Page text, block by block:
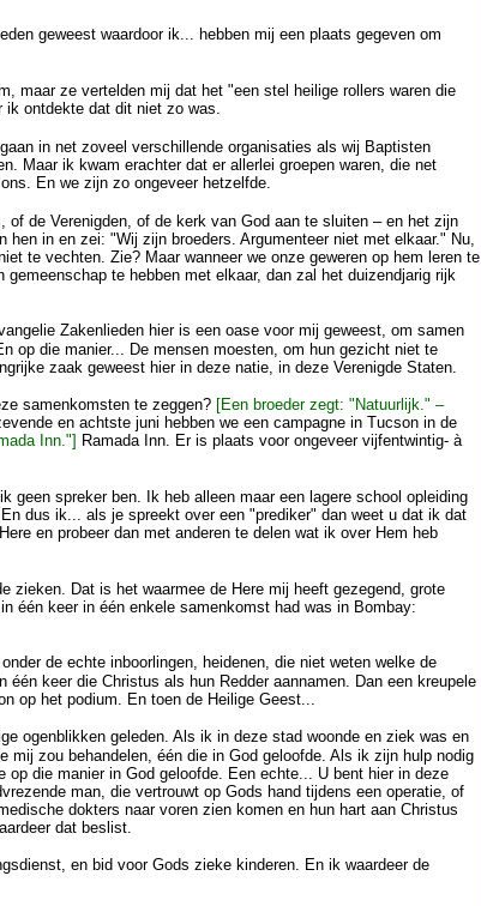
geweest waardoor ik... hebben mij een plaats gegeven om
maar ze vertelden mij dat het "een stel heilige rollers waren die
ik ontdekte dat dit niet zo was.
in net zoveel verschillende organisaties als wij Baptisten
Maar ik kwam erachter dat er allerlei groepen waren, die net
En we zijn zo ongeveer hetzelfde.
de Verenigden, of de kerk van God aan te sluiten – en het zijn
in en zei: "Wij zijn broeders. Argumenteer niet met elkaar." Nu,
te vechten. Zie? Maar wanneer we onze geweren op hem leren te
te hebben met elkaar, dan zal het duizendjarig rijk
Zakenlieden hier is een oase voor mij geweest, om samen
op die manier... De mensen moesten, om hun gezicht niet te
zaak geweest hier in deze natie, in deze Verenigde Staten.
samenkomsten te zeggen? [Een broeder zegt: "Natuurlijk." –
en achtste juni hebben we een campagne in Tucson in de
Inn."] Ramada Inn. Er is plaats voor ongeveer vijfentwintig- à
geen spreker ben. Ik heb alleen maar een lagere school opleiding
dus ik... als je spreekt over een "prediker" dan weet u dat ik dat
en probeer dan met anderen te delen wat ik over Hem heb
zieken. Dat is het waarmee de Here mij heeft gezegend, grote
één keer in één enkele samenkomst had was in Bombay:
de echte inboorlingen, heidenen, die niet weten welke de
keer die Christus als hun Redder aannamen. Dan een kreupele
op het podium. En toen de Heilige Geest...
ogenblikken geleden. Als ik in deze stad woonde en ziek was en
zou behandelen, één die in God geloofde. Als ik zijn hulp nodig
die manier in God geloofde. Een echte... U bent hier in deze
man, die vertrouwt op Gods hand tijdens een operatie, of
dokters naar voren zien komen en hun hart aan Christus
dat beslist.
en bid voor Gods zieke kinderen. En ik waardeer de